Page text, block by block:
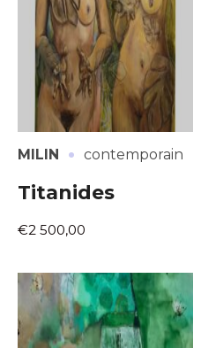
MILIN · contemporain
Titanides
€2 500,00